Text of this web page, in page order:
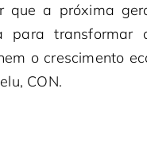
que a próxima
para transformar
o crescimento
CON.